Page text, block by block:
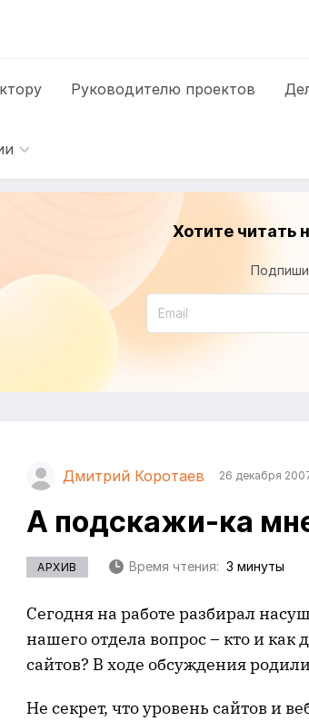
Руководителю проектов
Хотите читать
Дмитрий Коротаев 26 декабря
А подскажи-ка
АРХИВ Время чтения: 3 минуты
Сегодня на работе разбирал
нашего отдела вопрос – кто и
сайтов? В ходе обсуждения
Не секрет, что уровень сайтов и